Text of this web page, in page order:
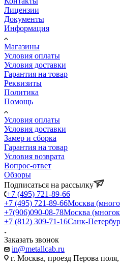
Лицензии
Документы
Информация
Магазины
Условия оплаты
Условия доставки
Гарантия на товар
Реквизиты
Политика
Помощь
Условия оплаты
Условия доставки
Замер и сборка
Гарантия на товар
Условия возврата
Вопрос-ответ
Обзоры
Подписаться на рассылку
+7 (495) 721-89-66
+7 (495) 721-89-66Москва
+7(906)090-08-78Москва
+7 (812) 309-71-16Санк-
Заказать звонок
in@metallcab.ru
г. Москва, проезд Перова